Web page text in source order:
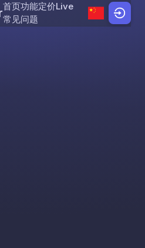
Skip to content
首页功能定价Live
常见问题